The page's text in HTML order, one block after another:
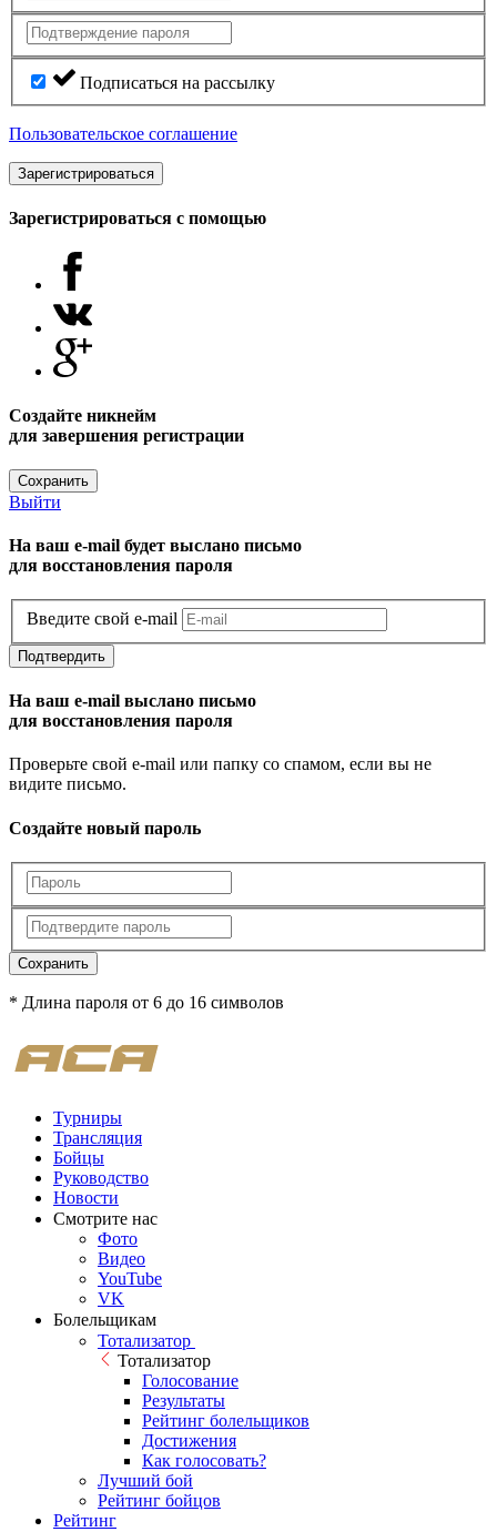
Подписаться на рассылку
Пользовательское соглашение
Зарегистрироваться
Зарегистрироваться с помощью
Создайте никнейм
для завершения регистрации
Сохранить
Выйти
На ваш e-mail будет выслано письмо
для восстановления пароля
Введите свой e-mail
Подтвердить
На ваш e-mail выслано письмо
для восстановления пароля
Проверьте свой e-mail или папку со спамом, если вы не
видите письмо.
Создайте новый пароль
Сохранить
* Длина пароля от 6 до 16 символов
Турниры
Трансляция
Бойцы
Руководство
Новости
Смотрите нас
Фото
Видео
YouTube
VK
Болельщикам
Тотализатор
Тотализатор
Голосование
Результаты
Рейтинг болельщиков
Достижения
Как голосовать?
Лучший бой
Рейтинг бойцов
Рейтинг